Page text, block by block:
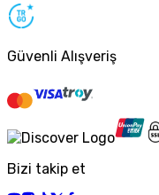
Güvenli Alışveriş
Bizi takip et